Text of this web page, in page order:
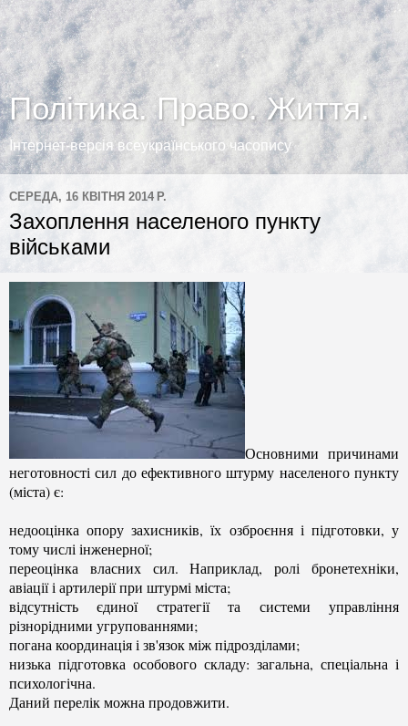
Політика. Право. Життя.
Інтернет-версія всеукраїнського часопису
СЕРЕДА, 16 КВІТНЯ 2014 Р.
Захоплення населеного пункту
військами
Основними причинами
неготовності сил до ефективного штурму населеного пункту
(міста) є:
недооцінка опору захисників, їх озброєння і підготовки, у
тому числі інженерної;
переоцінка власних сил. Наприклад, ролі бронетехніки,
авіації і артилерії при штурмі міста;
відсутність єдиної стратегії та системи управління
різнорідними угрупованнями;
погана координація і зв'язок між підрозділами;
низька підготовка особового складу: загальна, спеціальна і
психологічна.
Даний перелік можна продовжити.